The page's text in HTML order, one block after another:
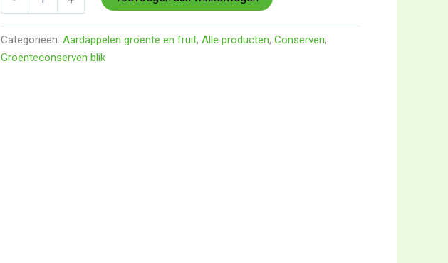
Categorieën: Aardappelen groente en fruit, Alle producten, Conserven,
Groenteconserven blik